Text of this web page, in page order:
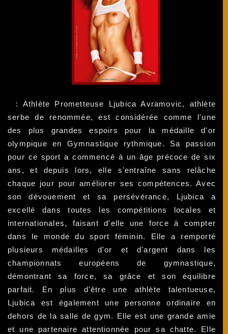
: Athlète Prometteuse Ljubica Avramovic, athlète
serbe de renommée, est considérée comme l'une
des plus grandes espoirs pour la médaille d'or
olympique en Gymnastique rythmique. Sa passion
pour ce sport a commencé à un âge précoce de six
ans, et depuis lors, elle s'entraîne sans relâche
chaque jour pour améliorer ses compétences. Avec
son dévouement et sa persévérance, Ljubica a
excellé dans toutes les compétitions locales et
internationales, faisant d'elle une force à compter
dans le monde du sport féminin. Elle a remporté
plusieurs médailles d'or et d'argent dans les
championnats européens de gymnastique,
démontrant sa force, sa grâce et son équilibre
parfait. En plus d'être une athlète talentueuse,
Ljubica est également une personne ordinaire en
dehors de la salle de gym. Elle est une grande amie
et une partenaire attentionnée pour sa chatte. Elle